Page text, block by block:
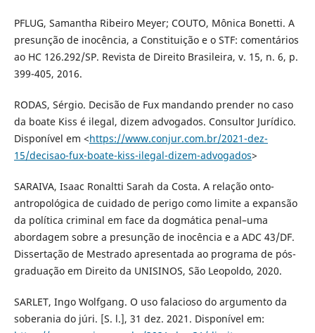
PFLUG, Samantha Ribeiro Meyer; COUTO, Mônica Bonetti. A
presunção de inocência, a Constituição e o STF: comentários
ao HC 126.292/SP. Revista de Direito Brasileira, v. 15, n. 6, p.
399-405, 2016.
RODAS, Sérgio. Decisão de Fux mandando prender no caso
da boate Kiss é ilegal, dizem advogados. Consultor Jurídico.
Disponível em <https://www.conjur.com.br/2021-dez-
15/decisao-fux-boate-kiss-ilegal-dizem-advogados>
SARAIVA, Isaac Ronaltti Sarah da Costa. A relação onto-
antropológica de cuidado de perigo como limite a expansão
da política criminal em face da dogmática penal–uma
abordagem sobre a presunção de inocência e a ADC 43/DF.
Dissertação de Mestrado apresentada ao programa de pós-
graduação em Direito da UNISINOS, São Leopoldo, 2020.
SARLET, Ingo Wolfgang. O uso falacioso do argumento da
soberania do júri. [S. l.], 31 dez. 2021. Disponível em: